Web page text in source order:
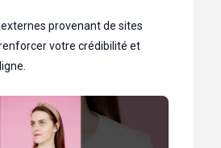
externes provenant de sites
votre crédibilité et